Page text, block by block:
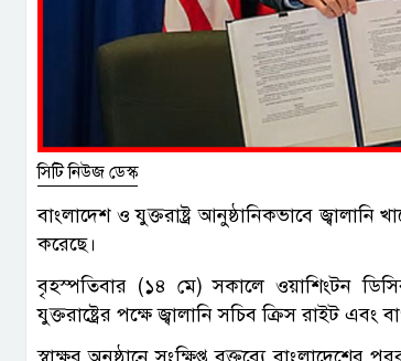
সিটি নিউজ ডেস্ক
বাংলাদেশ ও যুক্তরাষ্ট্র আনুষ্ঠানিকভাবে
করেছে।
বৃহস্পতিবার (১৪ মে) সকালে ওয়াশিংটন
যুক্তরাষ্ট্রের পক্ষে জ্বালানি সচিব ক্রিস রাইট এবং